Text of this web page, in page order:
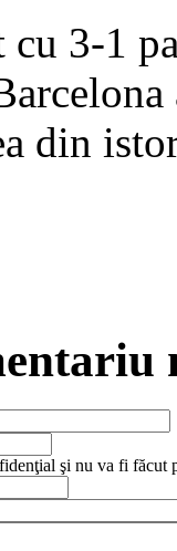
cu 3-1
din
şi nu va fi făcut